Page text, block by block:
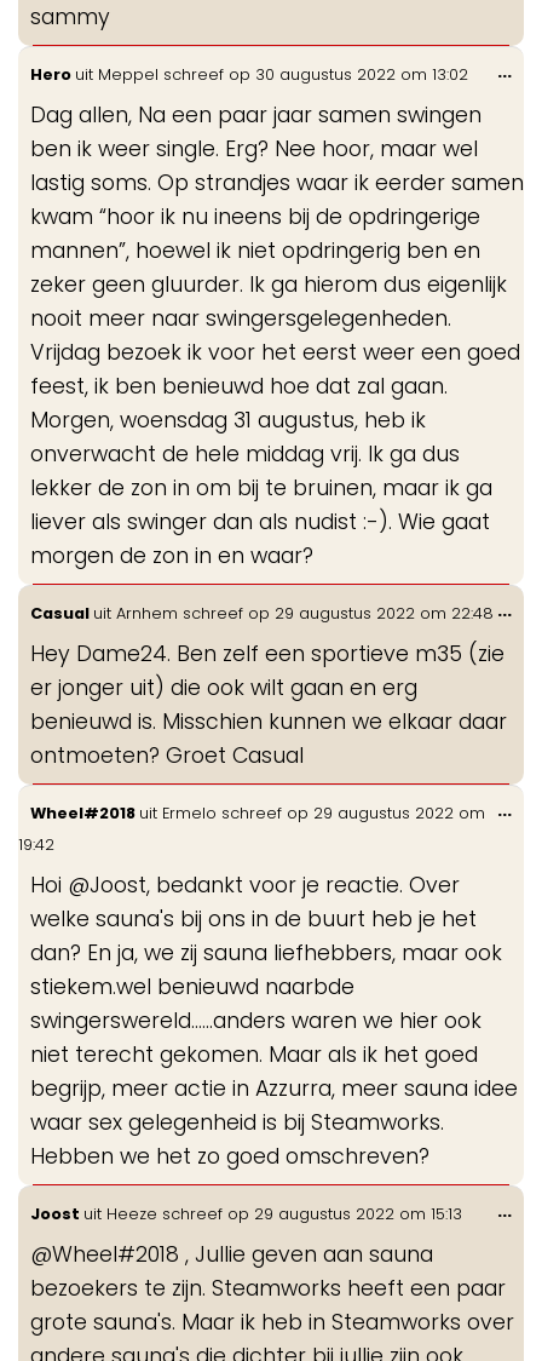
sammy
Hero uit Meppel schreef op 30 augustus 2022 om 13:02
Dag allen, Na een paar jaar samen swingen
ben ik weer single. Erg? Nee hoor, maar wel
lastig soms. Op strandjes waar ik eerder samen
kwam “hoor ik nu ineens bij de opdringerige
mannen”, hoewel ik niet opdringerig ben en
zeker geen gluurder. Ik ga hierom dus eigenlijk
nooit meer naar swingersgelegenheden.
Vrijdag bezoek ik voor het eerst weer een goed
feest, ik ben benieuwd hoe dat zal gaan.
Morgen, woensdag 31 augustus, heb ik
onverwacht de hele middag vrij. Ik ga dus
lekker de zon in om bij te bruinen, maar ik ga
liever als swinger dan als nudist :-). Wie gaat
morgen de zon in en waar?
...
Casual uit Arnhem schreef op 29 augustus 2022 om 22:48
Hey Dame24. Ben zelf een sportieve m35 (zie
er jonger uit) die ook wilt gaan en erg
benieuwd is. Misschien kunnen we elkaar daar
ontmoeten? Groet Casual
...
Wheel#2018 uit Ermelo schreef op 29 augustus 2022 om
19:42
Hoi @Joost, bedankt voor je reactie. Over
welke sauna's bij ons in de buurt heb je het
dan? En ja, we zij sauna liefhebbers, maar ook
stiekem.wel benieuwd naarbde
swingerswereld......anders waren we hier ook
niet terecht gekomen. Maar als ik het goed
begrijp, meer actie in Azzurra, meer sauna idee
waar sex gelegenheid is bij Steamworks.
Hebben we het zo goed omschreven?
...
Joost uit Heeze schreef op 29 augustus 2022 om 15:13
@Wheel#2018 , Jullie geven aan sauna
bezoekers te zijn. Steamworks heeft een paar
grote sauna's. Maar ik heb in Steamworks over
...